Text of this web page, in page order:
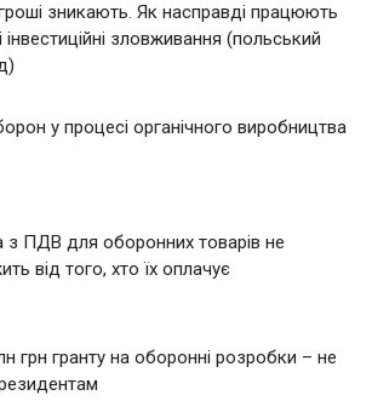
зникають. Як насправді працюють
інвестиційні зловживання (польський
у процесі органічного виробництва
з ПДВ для оборонних товарів не
від того, хто їх оплачує
грн гранту на оборонні розробки – не